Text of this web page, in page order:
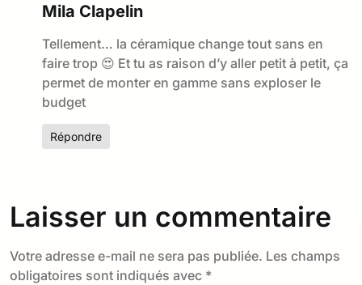
Mila Clapelin
Tellement… la céramique change tout sans en
faire trop 😍 Et tu as raison d’y aller petit à petit, ça
permet de monter en gamme sans exploser le
budget
Répondre
Laisser un commentaire
Votre adresse e-mail ne sera pas publiée. Les champs
obligatoires sont indiqués avec *